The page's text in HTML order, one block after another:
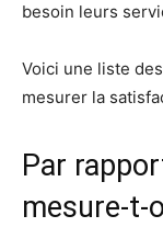
besoin leurs
Voici une liste
mesurer la
Par
mesure-t-